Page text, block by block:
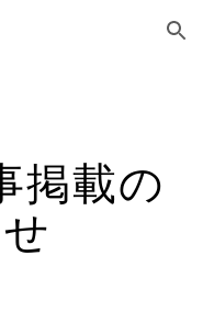
Skip to navigation
掲載の